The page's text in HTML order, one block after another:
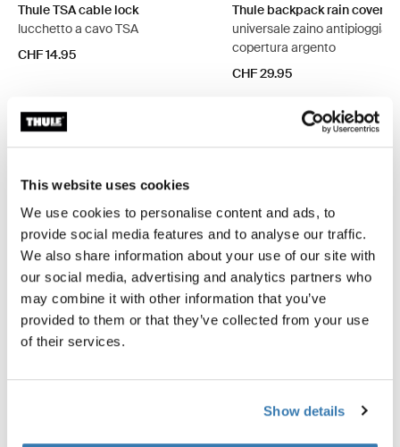
This website uses cookies
We use cookies to personalise content and ads, to
provide social media features and to analyse our traffic.
We also share information about your use of our site with
our social media, advertising and analytics partners who
may combine it with other information that you’ve
provided to them or that they’ve collected from your use
of their services.
Show details
Thule TSA cable lock
lucchetto a cavo TSA
CHF 14.95
Thule backpack rain cover
universale zaino antipioggia
copertura argento
CHF 29.95
Toggle overview
Descrizione del prodotto
Toggle features
Tutte le caratteristiche
Toggle techspec
Specifiche tecniche
Toggle overview
Revisioni